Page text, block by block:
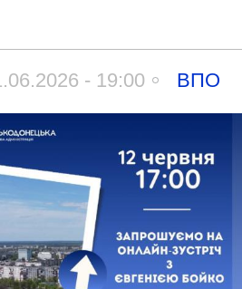
- 19:00 ВПО